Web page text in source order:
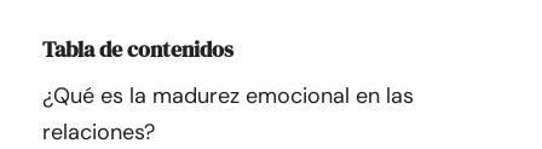
Comunidad
Encuentra un terapeuta
Tabla de contenidos
¿Qué es la madurez emocional en las
relaciones?